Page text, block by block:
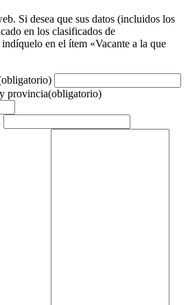
Si desea que sus datos (incluidos los
en los clasificados de
en el ítem «Vacante a la que
provincia(obligatorio)